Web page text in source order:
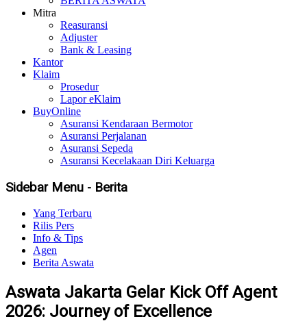
Mitra
Reasuransi
Adjuster
Bank & Leasing
Kantor
Klaim
Prosedur
Lapor eKlaim
BuyOnline
Asuransi Kendaraan Bermotor
Asuransi Perjalanan
Asuransi Sepeda
Asuransi Kecelakaan Diri Keluarga
Sidebar Menu - Berita
Yang Terbaru
Rilis Pers
Info & Tips
Agen
Berita Aswata
Aswata Jakarta Gelar Kick Off Agent
2026: Journey of Excellence